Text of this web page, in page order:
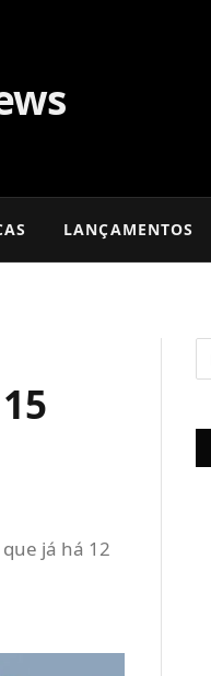
LANÇAMENTOS
já há 12